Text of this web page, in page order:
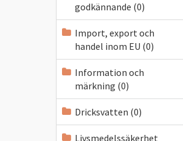
godkännande (0)
Import, export och
handel inom EU (0)
Information och
märkning (0)
Dricksvatten (0)
Livsmedelssäkerhet